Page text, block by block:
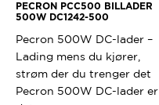
PECRON PCC500 BILLADER
500W DC1242-500
Pecron 500W DC-lader –
Lading mens du kjører,
strøm der du trenger det
Pecron 500W DC-lader er